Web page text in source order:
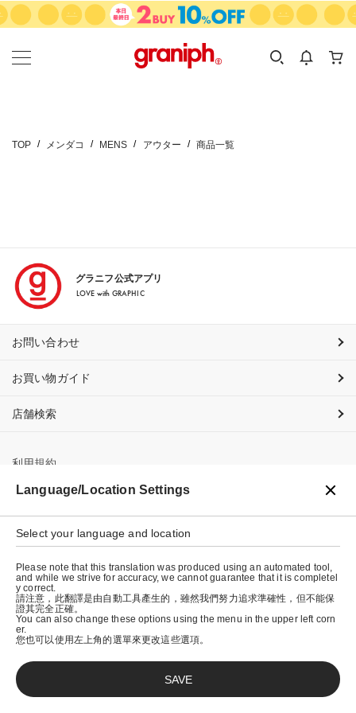
カテゴリーから探す
KIDS
カテゴリ
サイズ
TOP メンダコ MENS アウター 商品一覧
グラニフ公式アプリ
LOVE with GRAPHIC
お問い合わせ
お買い物ガイド
店舗検索
利用規約
プライバシーポリシー
特定商取引法に基づく表示
会社概要
© graniph inc.
Language/Location Settings
Select your language and location
Please note that this translation was produced using an automated tool,
and while we strive for accuracy, we cannot guarantee that it is completel
y correct.
請注意，此翻譯是由自動工具產生的，雖然我們努力追求準確性，但不能保
證其完全正確。
You can also change these options using the menu in the upper left corn
er.
您也可以使用左上角的選單來更改這些選項。
SAVE